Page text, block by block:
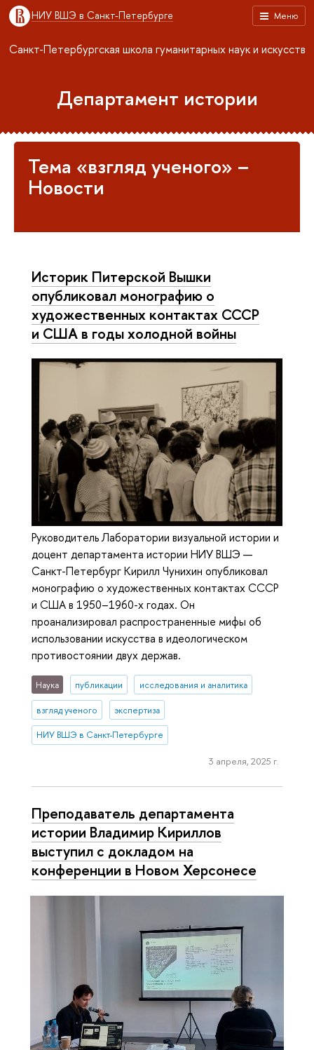
Меню
НИУ ВШЭ в Санкт-Петербурге
Санкт-Петербургская школа гуманитарных наук и искусств
Департамент истории
Тема «взгляд ученого» –
Новости
Историк Питерской Вышки
опубликовал монографию о
художественных контактах СССР
и США в годы холодной войны
Руководитель Лаборатории визуальной истории и
доцент департамента истории НИУ ВШЭ —
Санкт-Петербург Кирилл Чунихин опубликовал
монографию о художественных контактах СССР
и США в 1950–1960-х годах. Он
проанализировал распространенные мифы об
использовании искусства в идеологическом
противостоянии двух держав.
Наука публикации исследования и аналитика
взгляд ученого экспертиза
НИУ ВШЭ в Санкт-Петербурге
3 апреля, 2025 г.
Преподаватель департамента
истории Владимир Кириллов
выступил с докладом на
конференции в Новом Херсонесе